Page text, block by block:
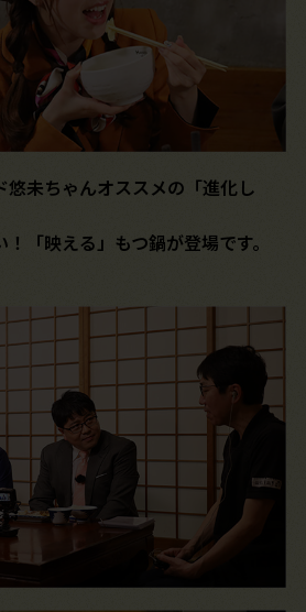
悠未ちゃんオススメの「進化し
「映える」もつ鍋が登場です。